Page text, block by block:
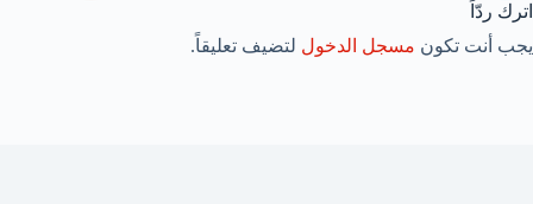
اترك ردّاً
يجب أنت تكون مسجل الدخول لتضيف تعليقاً.